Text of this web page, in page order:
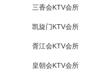
三香会KTV会所
凯旋门KTV会所
胥江会KTV会所
皇朝会KTV会所